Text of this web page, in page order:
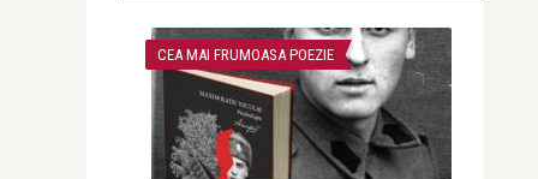
CEA MAI FRUMOASA POEZIE